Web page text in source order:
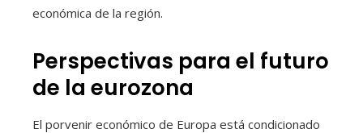
económica de la región.
Perspectivas para el futuro
de la eurozona
El porvenir económico de Europa está condicionado